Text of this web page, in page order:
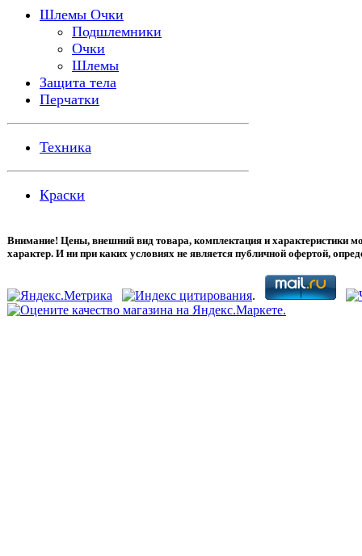
Шлемы Очки
Подшлемники
Очки
Шлемы
Защита тела
Перчатки
Техника
Краски
Внимание! Цены, внешний вид товара, комплектация и характеристики
характер. И ни при каких условиях не является публичной офертой,
.